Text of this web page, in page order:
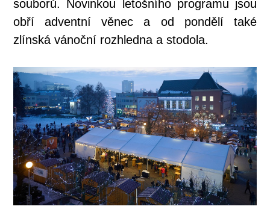
souborů. Novinkou letošního programu jsou
obří adventní věnec a od pondělí také
zlínská vánoční rozhledna a stodola.